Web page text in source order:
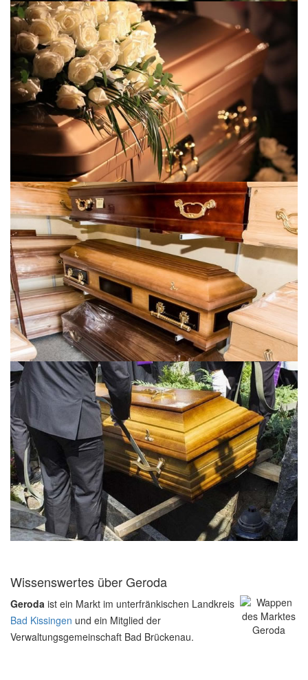
Wissenswertes über Geroda
Geroda ist ein Markt im unterfränkischen Landkreis
Bad Kissingen und ein Mitglied der
Verwaltungsgemeinschaft Bad Brückenau.